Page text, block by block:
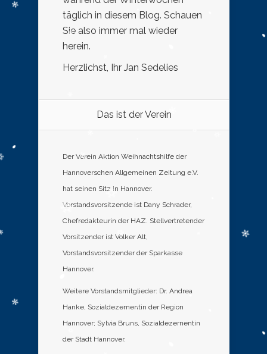
täglich in diesem Blog. Schauen
Sie also immer mal wieder
herein.
Herzlichst, Ihr Jan Sedelies
Das ist der Verein
Der Verein Aktion Weihnachtshilfe der
Hannoverschen Allgemeinen Zeitung e.V.
hat seinen Sitz in Hannover.
Vorstandsvorsitzende ist Dany Schrader,
Chefredakteurin der HAZ. Stellvertretender
Vorsitzender ist Volker Alt,
Vorstandsvorsitzender der Sparkasse
Hannover.
Weitere Vorstandsmitglieder: Dr. Andrea
Hanke, Sozialdezernentin der Region
Hannover; Sylvia Bruns, Sozialdezernentin
der Stadt Hannover.